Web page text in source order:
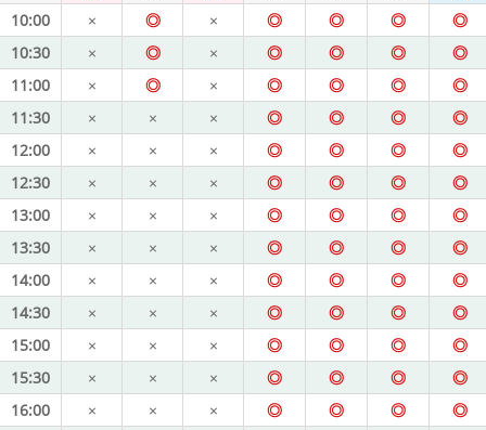
10:00 × ◎ × ◎ ◎ ◎
◎
10:30
× ◎ × ◎ ◎ ◎
◎
11:00
× ◎ × ◎ ◎ ◎
◎
11:30
× × × ◎ ◎ ◎
◎
12:00
× × × ◎ ◎ ◎
◎
12:30
× × × ◎ ◎ ◎
◎
13:00
× × × ◎ ◎ ◎
◎
13:30
× × × ◎ ◎ ◎
◎
14:00
× × × ◎ ◎ ◎
◎
14:30
× × × ◎ ◎ ◎
◎
15:00
× × × ◎ ◎ ◎
◎
15:30
× × × ◎ ◎ ◎
◎
16:00
× × × ◎ ◎ ◎
◎